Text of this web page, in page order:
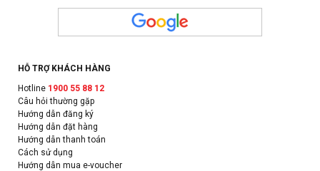
HỖ TRỢ KHÁCH HÀNG
Hotline 1900 55 88 12
Câu hỏi thường gặp
Hướng dẫn đăng ký
Hướng dẫn đặt hàng
Hướng dẫn thanh toán
Cách sử dụng
Hướng dẫn mua e-voucher